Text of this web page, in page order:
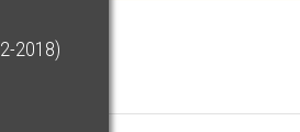
2018)